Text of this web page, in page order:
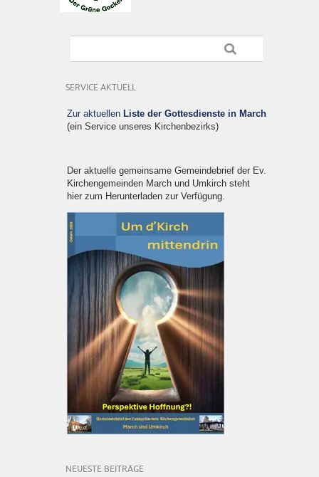
SERVICE AKTUELL
Zur aktuellen Liste der Gottesdienste in March
(ein Service unseres Kirchenbezirks)
Der aktuelle gemeinsame Gemeindebrief der Ev.
Kirchengemeinden March und Umkirch steht
hier zum Herunterladen zur Verfügung.
NEUESTE BEITRÄGE